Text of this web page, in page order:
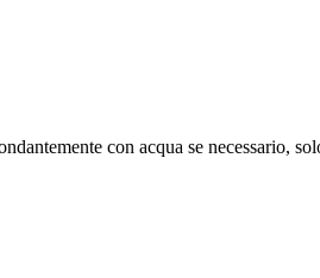
con acqua se necessario,